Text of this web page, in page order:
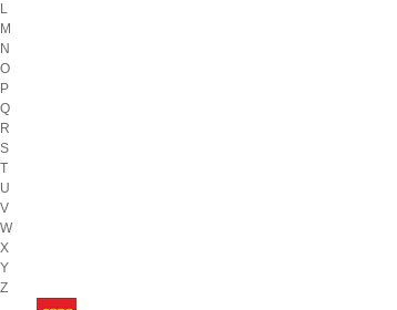
L
M
N
O
P
Q
R
S
T
U
V
W
X
Y
Z